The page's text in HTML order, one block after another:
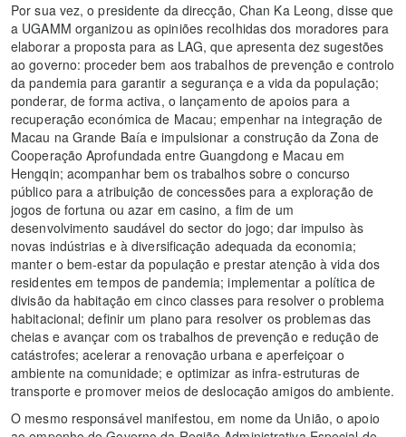
Por sua vez, o presidente da direcção, Chan Ka Leong, disse que
a UGAMM organizou as opiniões recolhidas dos moradores para
elaborar a proposta para as LAG, que apresenta dez sugestões
ao governo: proceder bem aos trabalhos de prevenção e controlo
da pandemia para garantir a segurança e a vida da população;
ponderar, de forma activa, o lançamento de apoios para a
recuperação económica de Macau; empenhar na integração de
Macau na Grande Baía e impulsionar a construção da Zona de
Cooperação Aprofundada entre Guangdong e Macau em
Hengqin; acompanhar bem os trabalhos sobre o concurso
público para a atribuição de concessões para a exploração de
jogos de fortuna ou azar em casino, a fim de um
desenvolvimento saudável do sector do jogo; dar impulso às
novas indústrias e à diversificação adequada da economia;
manter o bem-estar da população e prestar atenção à vida dos
residentes em tempos de pandemia; implementar a política de
divisão da habitação em cinco classes para resolver o problema
habitacional; definir um plano para resolver os problemas das
cheias e avançar com os trabalhos de prevenção e redução de
catástrofes; acelerar a renovação urbana e aperfeiçoar o
ambiente na comunidade; e optimizar as infra-estruturas de
transporte e promover meios de deslocação amigos do ambiente.
O mesmo responsável manifestou, em nome da União, o apoio